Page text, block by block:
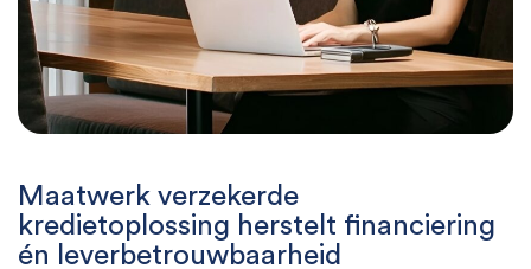
Maatwerk verzekerde
kredietoplossing herstelt financiering
én leverbetrouwbaarheid